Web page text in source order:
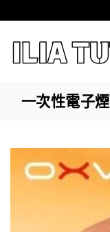
一次性電子煙